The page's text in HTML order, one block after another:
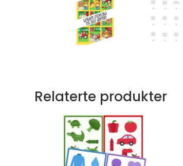
Relaterte produkter